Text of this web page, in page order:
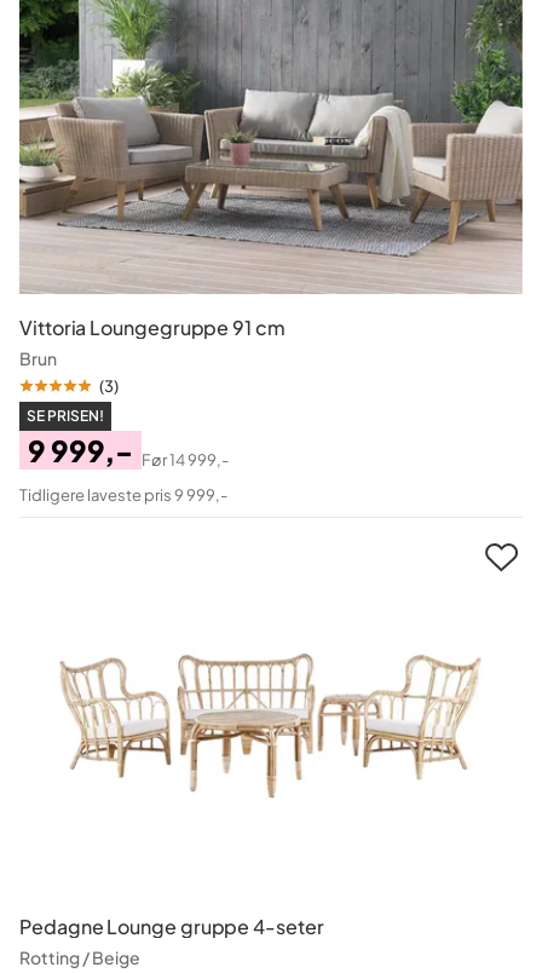
Vittoria Loungegruppe 91 cm
Brun
(3)
SE PRISEN!
Pris
9 999,-
Original
Pris
Før14 999,-
Tidligere laveste pris 9 999,-
Pedagne Lounge gruppe 4-seter
Rotting / Beige